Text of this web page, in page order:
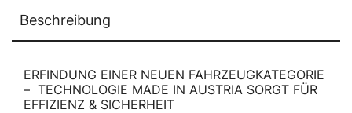
Beschreibung
ERFINDUNG EINER NEUEN FAHRZEUGKATEGORIE
– TECHNOLOGIE MADE IN AUSTRIA SORGT FÜR
EFFIZIENZ & SICHERHEIT